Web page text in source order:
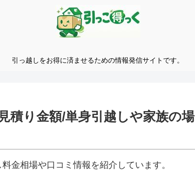
引っ越しをお得に済ませるための情報発信サイトです。
積り金額/単身引越しや家族の場
金相場や口コミ情報を紹介しています。